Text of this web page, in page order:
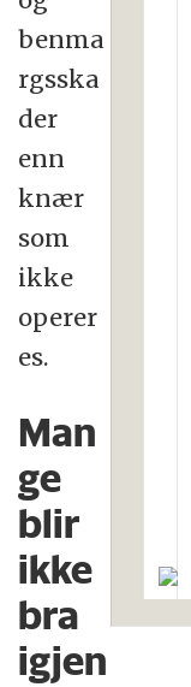
benma
rgsska
der
enn
knær
som
ikke
operer
es.
Man
ge
blir
ikke
bra
igjen